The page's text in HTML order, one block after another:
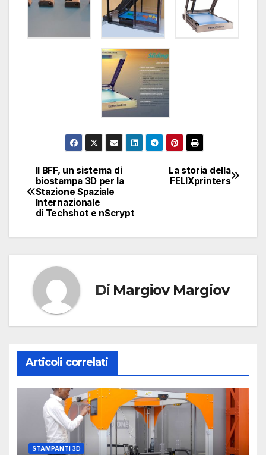
Navigazione
articoli
La storia della
FELIXprinters
Il BFF, un sistema di
biostampa 3D per la
Stazione Spaziale
Internazionale
di Techshot e nScrypt
Di Margiov Margiov
Articoli correlati
STAMPANTI 3D